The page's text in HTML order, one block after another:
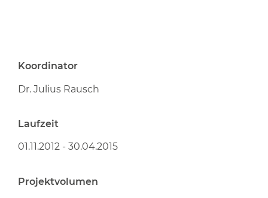
Koordinator
Dr. Julius Rausch
Laufzeit
01.11.2012 - 30.04.2015
Projektvolumen